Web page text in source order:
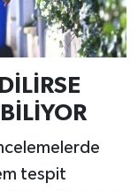
tespit